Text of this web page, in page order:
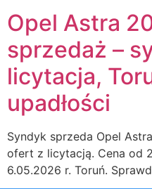
Opel Astra
sprzedaż –
licytacja,
upadłości
Syndyk sprzeda Opel
ofert z licytacją. Cena od
6.05.2026 r. Toruń.